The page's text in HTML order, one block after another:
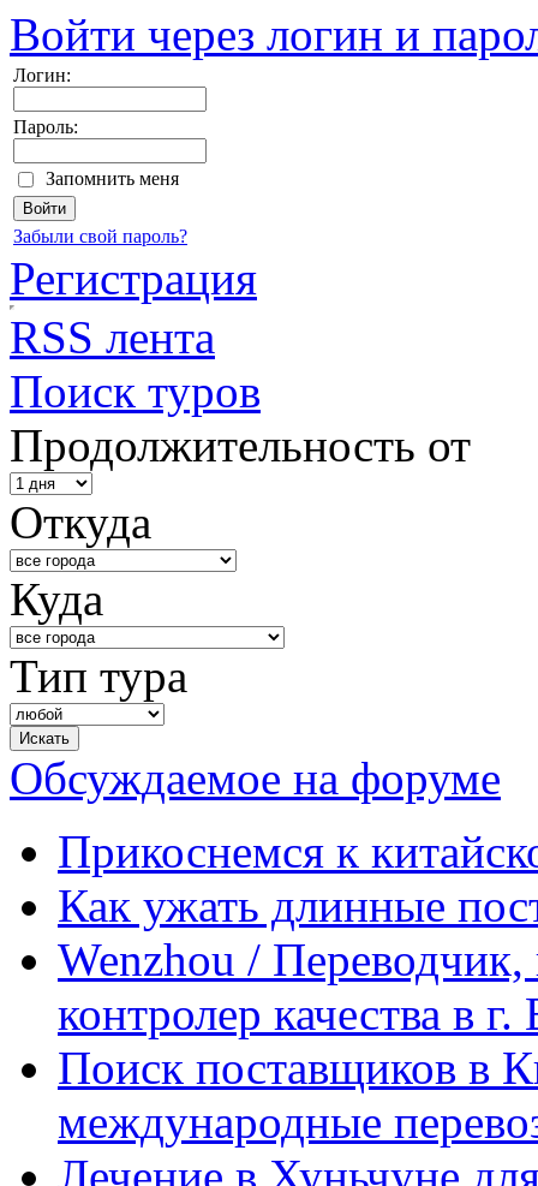
Войти через логин и
Логин:
Пароль:
Запомнить меня
Забыли свой пароль?
Регистрация
RSS лента
Поиск туров
Продолжительность от
Откуда
Куда
Тип тура
Обсуждаемое на форуме
Прикоснемся к
Как ужать длинные
Wenzhou / Переводчик,
контролер качества в
Поиск поставщиков в
международные
Лечение в Хуньчуне